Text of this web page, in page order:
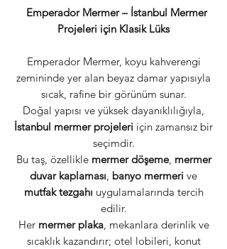
Emperador Mermer – İstanbul Mermer
Projeleri için Klasik Lüks
Emperador Mermer, koyu kahverengi
zemininde yer alan beyaz damar yapısıyla
sıcak, rafine bir görünüm sunar.
Doğal yapısı ve yüksek dayanıklılığıyla,
İstanbul mermer projeleri için zamansız bir
seçimdir.
Bu taş, özellikle mermer döşeme, mermer
duvar kaplaması banyo mermeri ve
mutfak tezgahı uygulamalarında tercih
edilir.
Her mermer plaka, mekanlara derinlik ve
sıcaklık kazandırır; otel lobileri, konut